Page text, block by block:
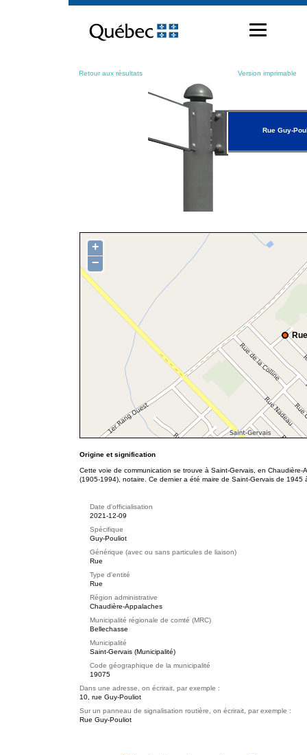
contenu
Retour aux résultats Version imprimable
Rue Guy-
+
−
Origine et signification
Cette voie de communication se trouve à Saint-Gervais, en
(1905-1994), notaire. Ce dernier a été maire de Saint-Gervais de 1945
Date d'officialisation
2021-12-09
Spécifique
Guy-Pouliot
Générique (avec ou sans particules de liaison)
Rue
Type d'entité
Rue
Région administrative
Chaudière-Appalaches
Municipalité régionale de comté (MRC)
Bellechasse
Municipalité
Saint-Gervais (Municipalité)
Code géographique de la municipalité
19075
Dans une adresse, on écrirait, par exemple :
10, rue Guy-Pouliot
Sur un panneau de signalisation routière, on écrirait, par exemple :
Rue Guy-Pouliot